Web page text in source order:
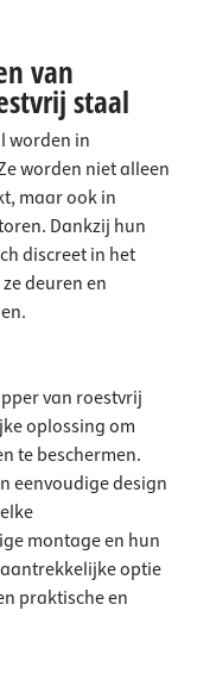
van
staal
worden in
worden niet alleen
maar ook in
Dankzij hun
discreet in het
deuren en
van roestvrij
oplossing om
te beschermen.
eenvoudige design
montage en hun
optie
praktische en